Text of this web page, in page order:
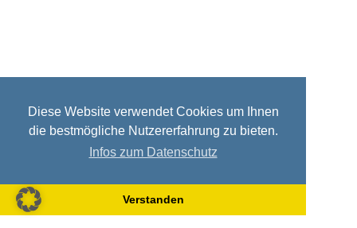
Diese Website verwendet Cookies um Ihnen
die bestmögliche Nutzererfahrung zu bieten.
Infos zum Datenschutz
Verstanden